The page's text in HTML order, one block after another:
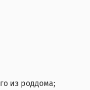
из роддома;